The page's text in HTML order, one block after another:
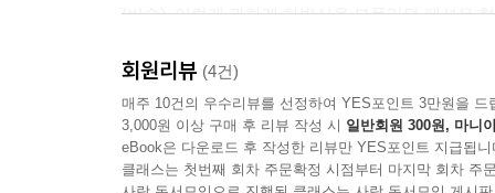
역사 속의 트렌드세터들은 모두 여성이 눈썹을 다
단적일 때도 있었다.
중세 시대 유럽의 여성들은 높은 이마와 잔털 없
(버슬). 이렇게 과하게 하반신을 부풀리던 패션은
독립의 의상으로 나타난다. 그리스와 로마 군인
튜닉을 입어 날카로운 각선미를 과시했다. 당시
강요하기도 했다.
이 ‘정숙하지 못한’ 옷은 메리 퀀트에 의해 1960
완벽히 부합했다. 젊은 여성들은 전통적인 가정
회원리뷰 (4건)
매주 10건의 우수리뷰를 선정하여 YES포인트 3만원을 드
3,000원 이상 구매 후 리뷰 작성 시 일반회원 300원, 마니
eBook은 다운로드 후 작성한 리뷰만 YES포인트 지급됩니
클래스는 첫번째 회차 주문확정 시점부터 마지막 회차 주